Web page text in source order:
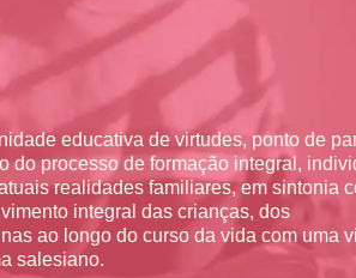
educativa de virtudes, ponto de
processo de formação integral,
realidades familiares, em sintonia
integral das crianças, dos
ao longo do curso da vida com uma
salesiano.